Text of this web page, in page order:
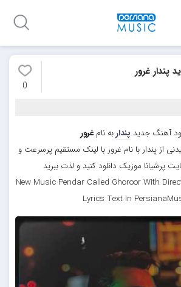
پندار غرور
0
آهنگ جدید پنداربه نامغرور
از پندار با نام غرور با لینک مستقیم پرسرعت و
پرشیانا موزیک دانلود کنید و لذت ببرید
New Music Pendar Called Ghoroor With
Lyrics Text In